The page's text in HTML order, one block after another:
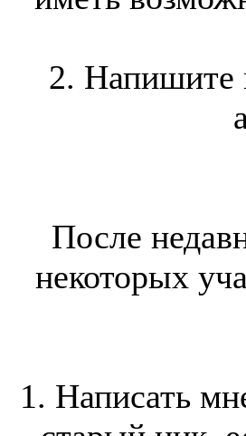
2.
После
некоторых
1. Написать